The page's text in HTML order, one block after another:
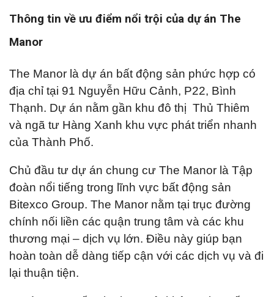
Thông tin về ưu điểm nổi trội của dự án The
Manor
The Manor là dự án bất động sản phức hợp có
địa chỉ tại 91 Nguyễn Hữu Cảnh, P22, Bình
Thạnh. Dự án nằm gần khu đô thị Thủ Thiêm
và ngã tư Hàng Xanh khu vực phát triển nhanh
của Thành Phố.
Chủ đầu tư dự án chung cư The Manor là Tập
đoàn nổi tiếng trong lĩnh vực bất động sản
Bitexco Group. The Manor nằm tại trục đường
chính nối liền các quận trung tâm và các khu
thương mại – dịch vụ lớn. Điều này giúp bạn
hoàn toàn dễ dàng tiếp cận với các dịch vụ và đi
lại thuận tiện.